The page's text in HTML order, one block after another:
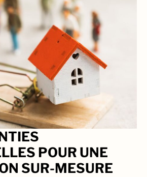
POUR UNE
SUR-MESURE